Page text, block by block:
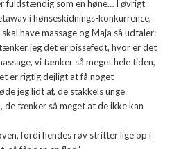
fuldstændig som en høne… I øvrigt
i hønseskidnings-konkurrence,
have massage og Maja så udtaler:
jeg det er pissefedt, hvor er det
vi tænker så meget hele tiden,
er rigtig dejligt at få noget
jeg lidt af, de stakkels unge
de tænker så meget at de ikke kan
fordi hendes røv stritter lige op i